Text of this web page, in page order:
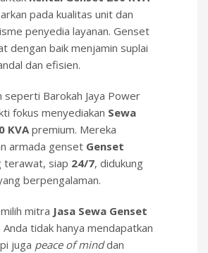
pada kualitas unit dan
penyedia layanan. Genset
dengan baik menjamin suplai
dan efisien.
seperti Barokah Jaya Power
fokus menyediakan Sewa
KVApremium. Mereka
armada genset Genset
terawat, siap 24/7, didukung
berpengalaman.
mitra Jasa Sewa Genset
tidak hanya mendapatkan
juga peace of minddan